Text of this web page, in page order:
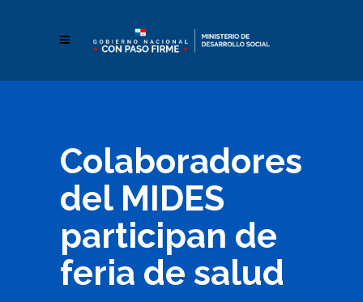
Colaboradores
del MIDES
participan de
feria de salud